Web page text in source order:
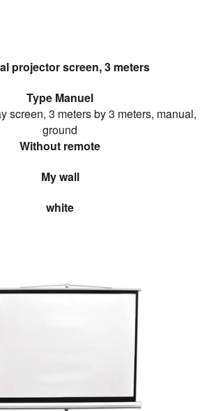
projector screen, 3 meters
Type Manuel
screen, 3 meters by 3 meters, manual,
ground
Without remote
My wall
white